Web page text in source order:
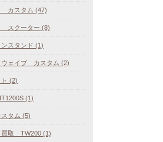
カスタム (47)
スクーター (8)
ンスタンド (1)
ウェイブ カスタム (2)
ト (2)
(1)
スタム (5)
買取 TW200 (1)